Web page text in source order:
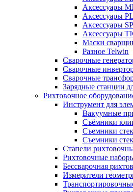
Аксессуары
Аксессуары
Аксессуары
Аксессуары
Маски
Разное Telwin
Сварочные
Сварочные
Сварочные
Зарядные станции
Рихтовочное
Инструмент для
Вакуумные
Съёмники
Съемники
Съемники
Стапели
Рихтовочные
Бессварочная
Измерители